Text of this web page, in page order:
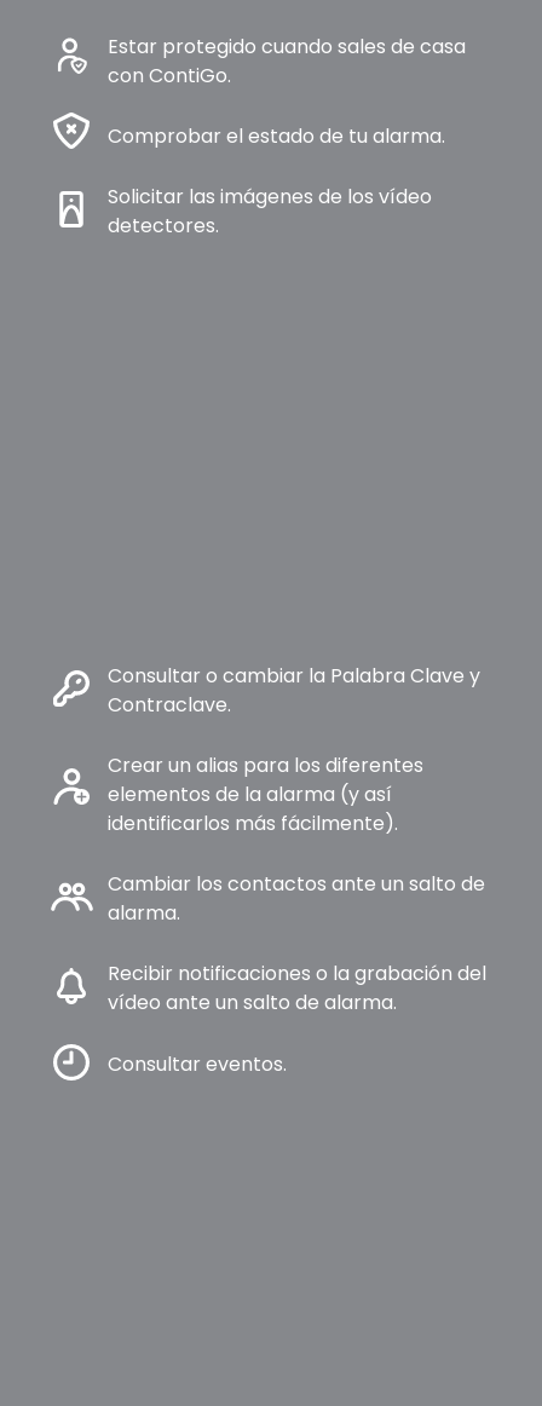
Estar protegido cuando sales de casa
con ContiGo.
Comprobar el estado de tu alarma.
Solicitar las imágenes de los vídeo
detectores.
Consultar o cambiar la Palabra Clave y
Contraclave.
Crear un alias para los diferentes
elementos de la alarma (y así
identificarlos más fácilmente).
Cambiar los contactos ante un salto de
alarma.
Recibir notificaciones o la grabación del
vídeo ante un salto de alarma.
Consultar eventos.